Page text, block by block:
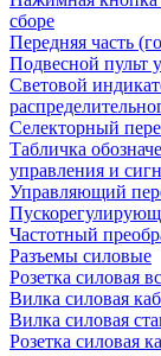
сборе
Передняя часть
Подвесной пульт
Световой
Селекторный
Табличка
управления и
Управляющий
Частотный
Разъемы силовые
Розетка силовая
Вилка силовая
Вилка силовая
Розетка силовая